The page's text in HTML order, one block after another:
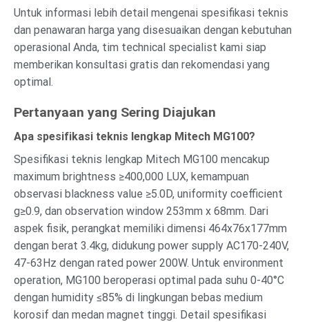
Untuk informasi lebih detail mengenai spesifikasi teknis
dan penawaran harga yang disesuaikan dengan kebutuhan
operasional Anda, tim technical specialist kami siap
memberikan konsultasi gratis dan rekomendasi yang
optimal.
Pertanyaan yang Sering Diajukan
Apa spesifikasi teknis lengkap Mitech MG100?
Spesifikasi teknis lengkap Mitech MG100 mencakup
maximum brightness ≥400,000 LUX, kemampuan
observasi blackness value ≥5.0D, uniformity coefficient
g≥0.9, dan observation window 253mm x 68mm. Dari
aspek fisik, perangkat memiliki dimensi 464x76x177mm
dengan berat 3.4kg, didukung power supply AC170-240V,
47-63Hz dengan rated power 200W. Untuk environment
operation, MG100 beroperasi optimal pada suhu 0-40°C
dengan humidity ≤85% di lingkungan bebas medium
korosif dan medan magnet tinggi. Detail spesifikasi